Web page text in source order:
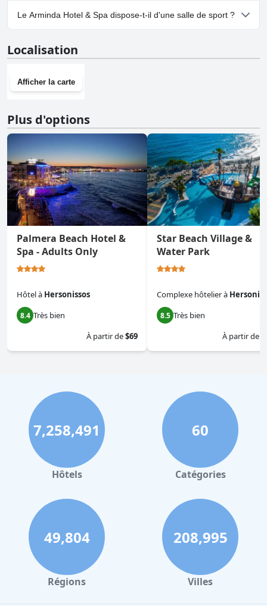
Oui, un parking est disponible à Arminda Hotel & Spa.
Le Arminda Hotel & Spa dispose-t-il d'une salle de sport ?
d'informations, lisez les réponses au questionnaire
Localisation
Afficher la carte
Plus d'options
Palmera Beach Hotel &
Spa - Adults Only
Hôtelà Hersonissos
8.4 Très bien
À partir de$69
Star Beach Village &
Water Park
Complexe hôtelierà
8.5 Très bien
À partir de
7,258,491
Hôtels
60
Catégories
49,804
Régions
208,995
Villes